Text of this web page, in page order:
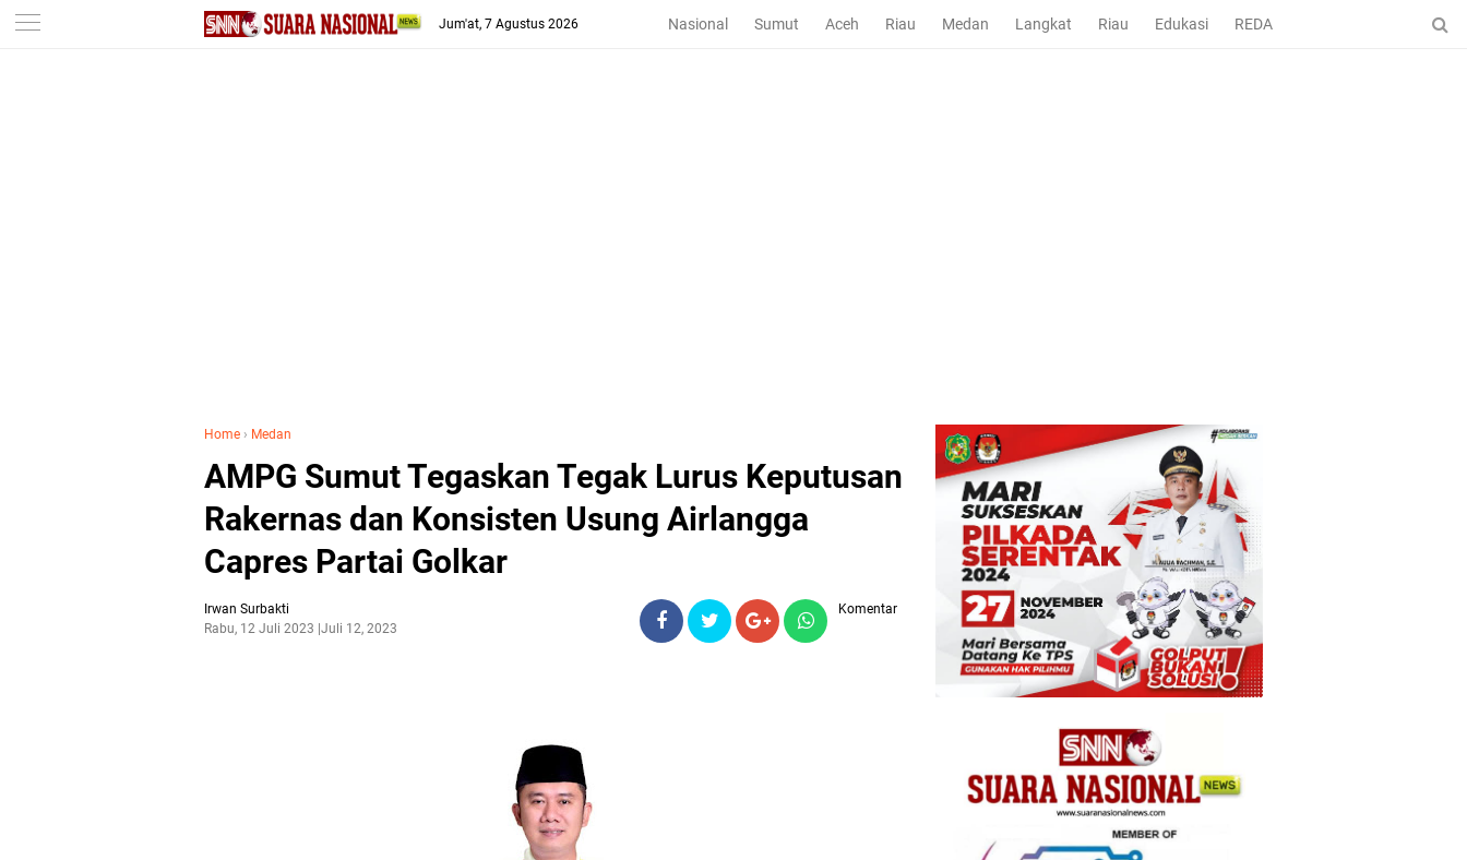
-->
Jum'at, 7 Agustus 2026 Nasional Sumut Aceh Riau Medan Langkat Riau Edukasi REDAKSI
Home › Medan
AMPG Sumut Tegaskan Tegak Lurus Keputusan
Rakernas dan Konsisten Usung Airlangga
Capres Partai Golkar
Irwan Surbakti
Rabu, 12 Juli 2023 Juli 12, 2023
Komentar